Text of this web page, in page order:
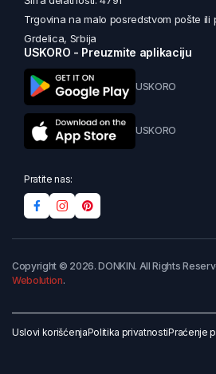
Trgovina na malo posredstvom pošte ili
Grdelica, Srbija
USKORO - Preuzmite aplikaciju
USKORO
USKORO
Pratite nas:
Copyright © 2026. DONKIN. All Rights
Webolution.
Uslovi korišćenjaPolitika privatnostiPraćenje